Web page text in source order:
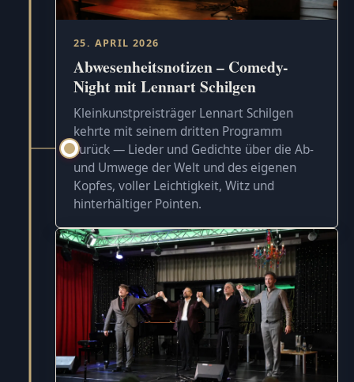
25. APRIL 2026
Abwesenheitsnotizen – Comedy-
Night mit Lennart Schilgen
Kleinkunstpreisträger Lennart Schilgen
kehrte mit seinem dritten Programm
zurück — Lieder und Gedichte über die Ab-
und Umwege der Welt und des eigenen
Kopfes, voller Leichtigkeit, Witz und
hinterhältiger Pointen.